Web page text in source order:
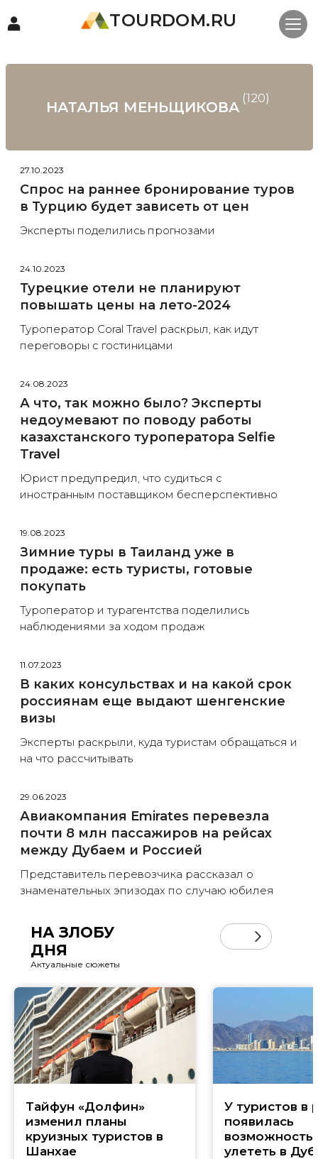
TOURDOM.RU
НАТАЛЬЯ МЕНЬЩИКОВА
(120)
27.10.2023
Спрос на раннее бронирование туров
в Турцию будет зависеть от цен
Эксперты поделились прогнозами
24.10.2023
Турецкие отели не планируют
повышать цены на лето-2024
Туроператор Coral Travel раскрыл, как идут
переговоры с гостиницами
24.08.2023
А что, так можно было? Эксперты
недоумевают по поводу работы
казахстанского туроператора Selfie
Travel
Юрист предупредил, что судиться с
иностранным поставщиком бесперспективно
19.08.2023
Зимние туры в Таиланд уже в
продаже: есть туристы, готовые
покупать
Туроператор и турагентства поделились
наблюдениями за ходом продаж
11.07.2023
В каких консульствах и на какой срок
россиянам еще выдают шенгенские
визы
Эксперты раскрыли, куда туристам обращаться и
на что рассчитывать
29.06.2023
Авиакомпания Emirates перевезла
почти 8 млн пассажиров на рейсах
между Дубаем и Россией
Представитель перевозчика рассказал о
знаменательных эпизодах по случаю юбилея
НА ЗЛОБУ
ДНЯ
Актуальные сюжеты
Тайфун «Долфин»
изменил планы
круизных туристов в
Шанхае
У туристов в
появилась
улететь в